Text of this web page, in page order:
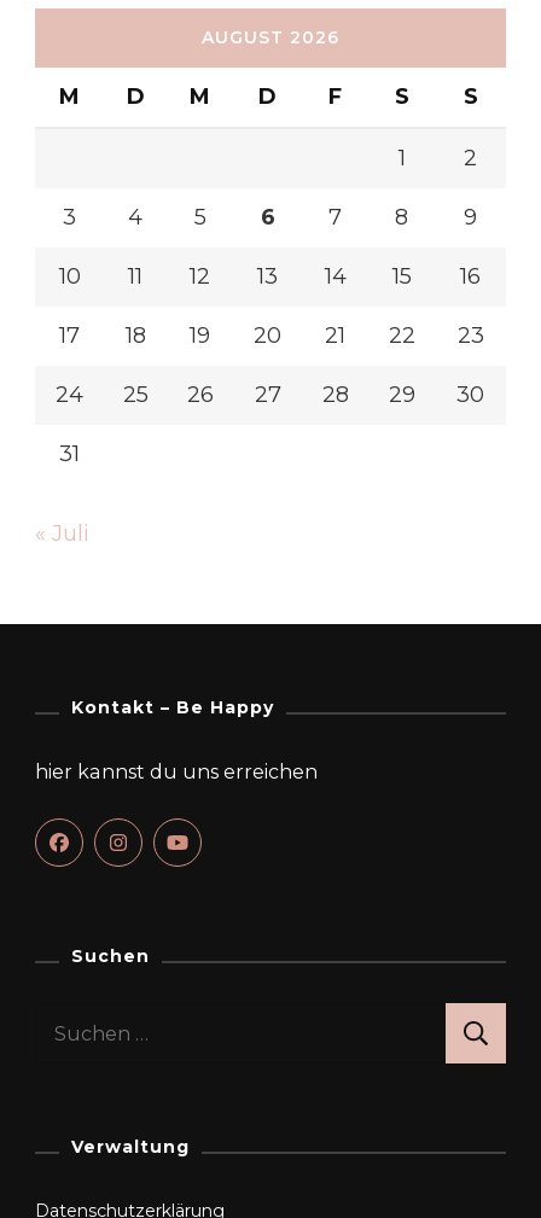
AUGUST 2026
M D M D F S S
1 2
3 4 5 6 7 8 9
10 11 12 13 14 15 16
17 18 19 20 21 22 23
24 25 26 27 28 29 30
31
« Juli
Kontakt – Be Happy
hier kannst du uns erreichen
Suchen
Suchen
Verwaltung
Datenschutzerklärung